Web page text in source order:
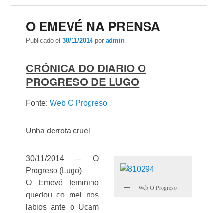
O EMEVÉ NA PRENSA
Publicado el30/11/2014 poradmin
CRÓNICA DO DIARIO O
PROGRESO DE LUGO
Fonte:Web O Progreso
Unha derrota cruel
Web O Progreso
30/11/2014 – O
Progreso (Lugo)
O
Emevéfeminino
quedou co mel nos
labios ante o Ucam